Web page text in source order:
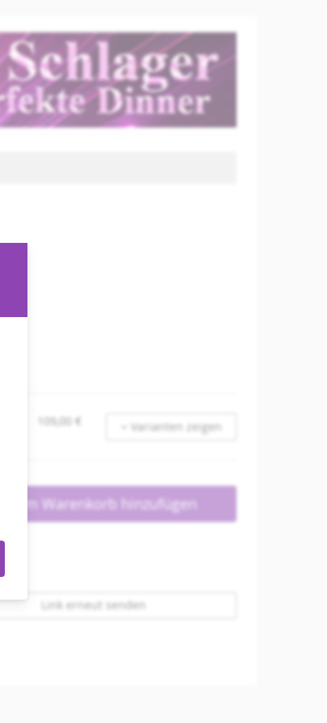
109,00 € Varianten zeigen
Zum Warenkorb hinzufügen
Link erneut senden